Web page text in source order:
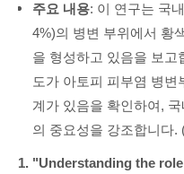
주요 내용: 이 연구는 국
4%)의 병변 부위에서 황
을 형성하고 있음을 보고
도가 아토피 피부염 병
계가 있음을 확인하여,
의 중요성을 강조합니다.
"Understanding the